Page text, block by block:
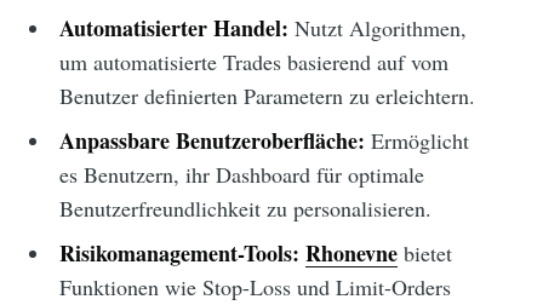
Automatisierter Handel: Nutzt Algorithmen,
um automatisierte Trades basierend auf vom
Benutzer definierten Parametern zu erleichtern.
Anpassbare Benutzeroberfläche: Ermöglicht
es Benutzern, ihr Dashboard für optimale
Benutzerfreundlichkeit zu personalisieren.
Risikomanagement-Tools: Rhonevnebietet
Funktionen wie Stop-Loss und Limit-Orders